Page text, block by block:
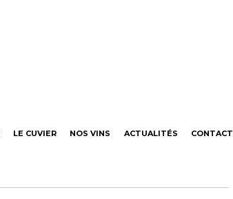
LE CUVIER NOS VINS ACTUALITÉS CONTACT